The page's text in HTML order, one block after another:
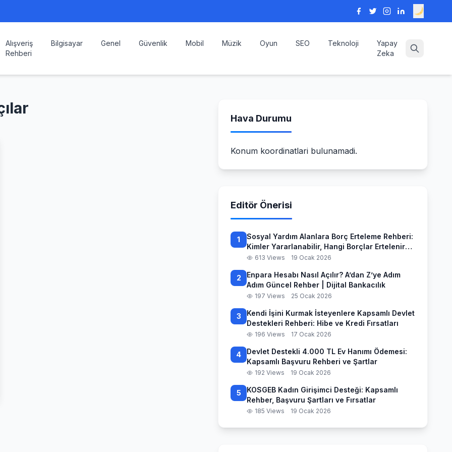
Alışveriş
Rehberi
Bilgisayar Genel Güvenlik Mobil Müzik Oyun SEO Teknoloji
Yapay
Zeka
Hava Durumu
Konum koordinatlari bulunamadi.
Editör Önerisi
1
Sosyal Yardım Alanlara Borç Erteleme Rehberi:
Kimler Yararlanabilir, Hangi Borçlar Ertelenir
ve Başvuru Süreci
613 Views 19 Ocak 2026
2
Enpara Hesabı Nasıl Açılır? A’dan Z’ye Adım
Adım Güncel Rehber | Dijital Bankacılık
197 Views 25 Ocak 2026
3
Kendi İşini Kurmak İsteyenlere Kapsamlı Devlet
Destekleri Rehberi: Hibe ve Kredi Fırsatları
196 Views 17 Ocak 2026
4
Devlet Destekli 4.000 TL Ev Hanımı Ödemesi:
Kapsamlı Başvuru Rehberi ve Şartlar
192 Views 19 Ocak 2026
5
KOSGEB Kadın Girişimci Desteği: Kapsamlı
Rehber, Başvuru Şartları ve Fırsatlar
185 Views 19 Ocak 2026